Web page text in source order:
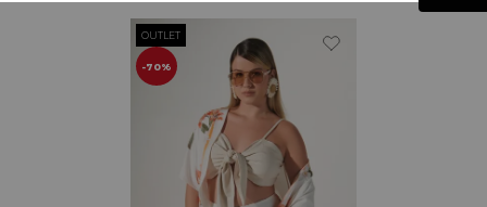
70%
OUTLET